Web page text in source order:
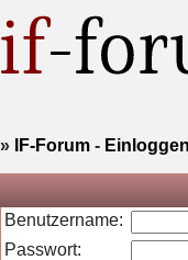
» IF-Forum - Einloggen
Benutzername:
Passwort: